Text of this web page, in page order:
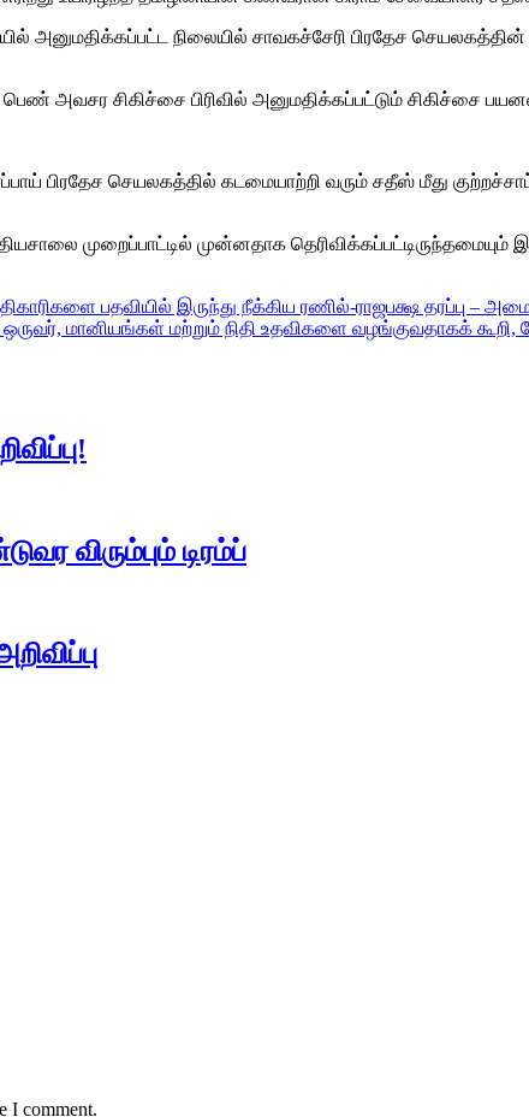
நிலையில் சாவகச்சேரி பிரதேச செயலகத்தின்
அவசர சிகிச்சை பிரிவில் அனுமதிக்கப்பட்டும் சிகிச்சை
பிரதேச செயலகத்தில் கடமையாற்றி வரும் சதீஸ் மீது
முறைப்பாட்டில் முன்னதாக தெரிவிக்கப்பட்டிருந்தமையும்
பதவியில் இருந்து நீக்கிய ரணில்-ராஜபக்ஷ தரப்பு –
மானியங்கள் மற்றும் நிதி உதவிகளை வழங்குவதாகக்
விரும்பும் டிரம்ப்
I comment.